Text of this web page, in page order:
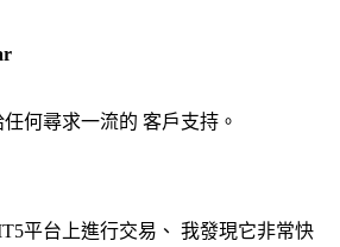
何尋求一流的 客戶支持。
平台上進行交易、 我發現它非常快